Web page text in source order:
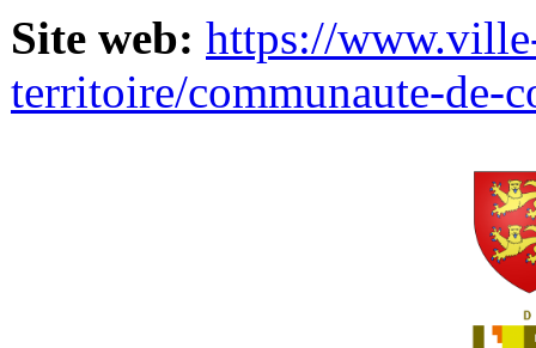
Site web: https://
territoire/communaute-de-